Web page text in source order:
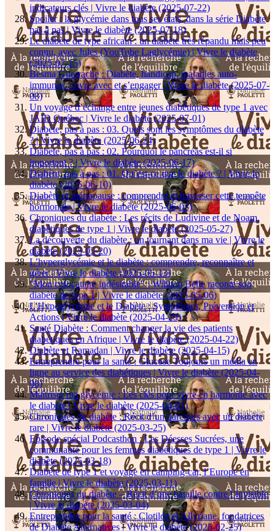
indicateurs clés | Vivre le diabète (2025-07-22)
Spoiler : la glycémie dans tous ses états, dans la série Diabète
pas à pas | Vivre le diabète (2025-07-18)
Le diabète de type africain : un diabète très répandu mais peu
connu, avec Jules (YouTube Laglycémie) | Vivre le diabète
(2025-07-15)
Besma Guerrache : Diabète, handicap, maladies auto-
immunes : vivre avec et s’engager | Vivre le diabète (2025-07-
08)
Un voyage d’échange entre jeunes diabétiques de type 1 avec
JAID Québec | Vivre le diabète (2025-07-01)
Diabète, pas à pas : 03. Quels sont les symptômes du diabète
? | Vivre le diabète (2025-06-24)
Diabète, pas à pas : 02. Pourquoi le pancréas est-il si
important ? | Vivre le diabète (2025-06-17)
Diabète, pas à pas : 01. Qu’est-ce que le diabète ? | Vivre le
diabète (2025-06-10)
Diabète et ménopause : comprendre et traverser cette tempête
hormonale | Vivre le diabète (2025-06-03)
Chroniques du diabète : Les récits de Ludivine et de Noam,
diabétiques de type 1 | Vivre le diabète (2025-05-27)
La découverte du diabète : un tournant dans ma vie | Vivre le
diabète (2025-05-20)
L’hyperglycémie et le diabète : comprendre, reconnaître et
gérer | Vivre le diabète (2025-05-13)
"Mon colocataire indésirable" : William Belle raconte son
diabète de type 1 | Vivre le diabète (2025-05-06)
L'Hypoglycémie et le Diabète : Symptômes, Prévention et
Actions | Vivre le diabète (2025-04-29)
Santé Diabète : Comment changer la vie des patients
diabétiques en Afrique | Vivre le diabète (2025-04-22)
Diabète et Ramadan | Vivre le diabète (2025-04-15)
Entreprendre pour la santé : Glucose Toujours un média en
ligne au service des diabétiques | Vivre le diabète (2025-04-
08)
Maîtriser ma glycémie : Les clés pour vivre en harmonie avec
le diabète | Vivre le diabète (2025-04-01)
Chroniques du diabète : Récit d’un parcours avec un diabète
rare | Vivre le diabète (2025-03-25)
Episode spécial Podcasthon : Les Déesses Sucrées, une
communauté pour les femmes diabétiques de type 1 | Vivre le
diabète (2025-03-18)
Diabète de type 1 et voyage en camping-car, l’Europe en
famille | Vivre le diabète (2025-03-11)
Chroniques du diabète – Récit d’une bataille contre l’invisible
| Vivre le diabète (2025-03-04)
Entreprendre pour la santé : Clotilde et Allyriane, fondatrices
de Diabète Alternatives | Vivre le diabète (2025-02-25)